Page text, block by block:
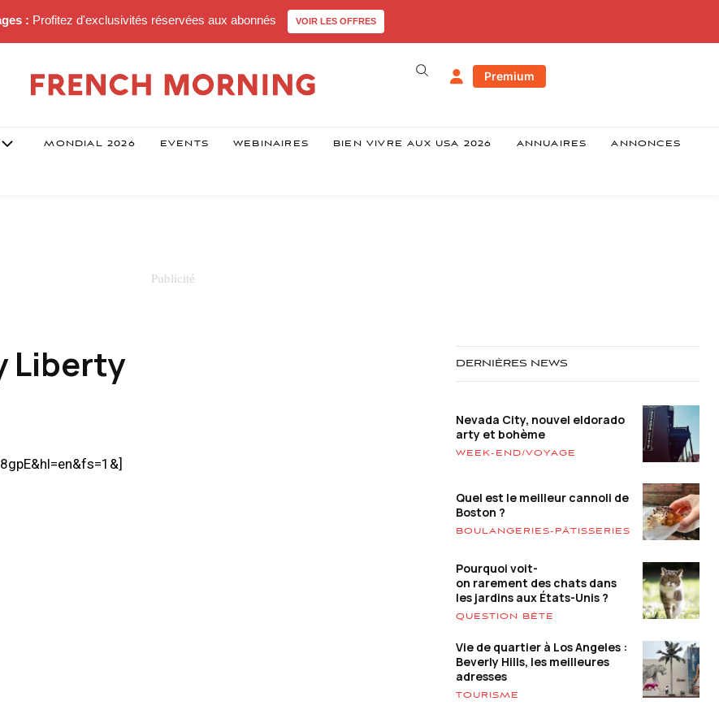
: Profitez d'exclusivités réservées aux abonnés VOIR LES OFFRES
Premium
MONDIAL 2026 EVENTS WEBINAIRES BIEN VIVRE AUX USA 2026 ANNUAIRES ANNONCES
Liberty DERNIÈRES NEWS
Nevada City, nouvel eldorado
arty et bohème
WEEK-END/VOYAGE
Quel est le meilleur cannoli de
Boston ?
BOULANGERIES-PÂTISSERIES
Pourquoi voit-
on rarement des chats dans
les jardins aux États-Unis ?
QUESTION BÊTE
Vie de quartier à Los Angeles :
Beverly Hills, les meilleures
adresses
TOURISME